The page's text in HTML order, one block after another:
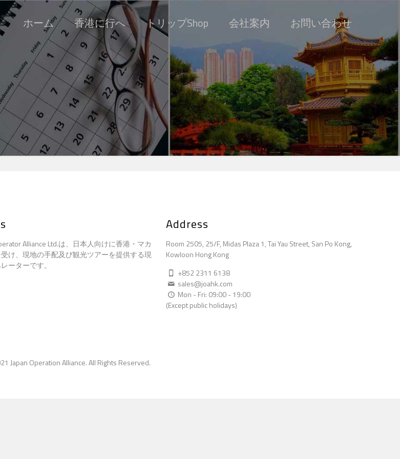
ホーム 香港に行へ トリップShop 会社案内 お問い合わせ
Alliance Ltd.は、日本人向けに香港・マカ
け、現地の手配及び観光ツアーを提供する現
ーターです。
Address
Room 2505, 25/F, Midas Plaza 1, Tai Yau Street, San Po Kong,
Kowloon Hong Kong
+852 2311 6138
sales@joahk.com
Mon - Fri: 09:00 - 19:00
(Except public holidays)
Japan Operation Alliance. All Rights Reserved.